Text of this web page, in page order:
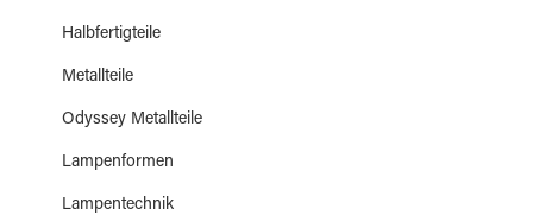
Halbfertigteile
Metallteile
Odyssey Metallteile
Lampenformen
Lampentechnik